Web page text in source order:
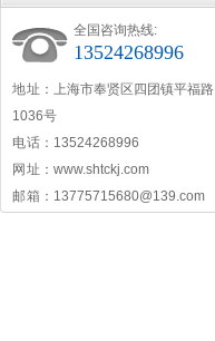
全国咨询热线:
13524268996
地 址：上海市奉贤区四团镇平福路
1036号
电 话：13524268996
网 址：www.shtckj.com
邮 箱：13775715680@139.com